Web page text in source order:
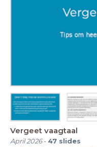
Vergeet vaagtaal
April 2026- 47 slides